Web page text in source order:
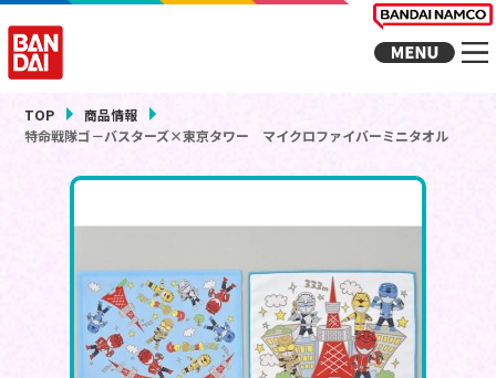
TOP
商品情報
特命戦隊ゴ－バスターズ×東京タワー マイクロファイバーミニタオル